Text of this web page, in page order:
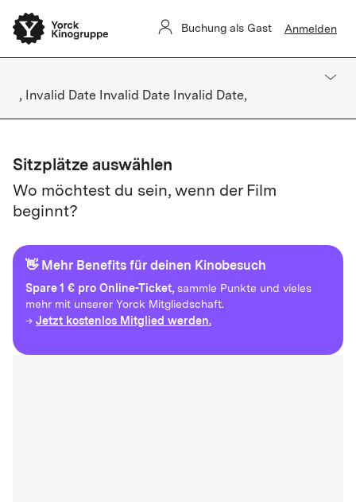
Buchung als Gast Anmelden
, Invalid Date Invalid Date Invalid Date,
Sitzplätze auswählen
Wo möchtest du sein, wenn der Film
beginnt?
👋 Mehr Benefits für deinen Kinobesuch
Spare1 € pro Online-Ticket, sammle Punkte und vieles
mehr mit unserer Yorck Mitgliedschaft.
→ Jetzt kostenlos Mitglied werden.